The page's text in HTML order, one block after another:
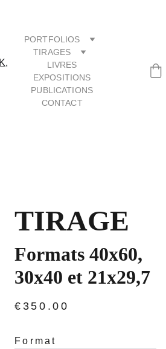
PORTFOLIOS
TIRAGES
LIVRES
EXPOSITIONS
PUBLICATIONS
CONTACT
TIRAGE
Formats 40x60,
30x40 et 21x29,7
€350.00
Format